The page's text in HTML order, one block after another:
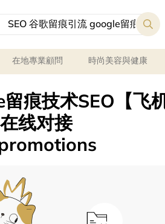
在地專業顧問 時尚美容與健康
痕技术SEO【飞
线对接